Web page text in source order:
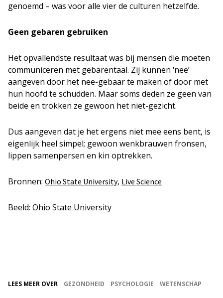
genoemd – was voor alle vier de culturen hetzelfde.
Geen gebaren gebruiken
Het opvallendste resultaat was bij mensen die moeten
communiceren met gebarentaal. Zij kunnen ‘nee’
aangeven door het nee-gebaar te maken of door met
hun hoofd te schudden. Maar soms deden ze geen van
beide en trokken ze gewoon het niet-gezicht.
Dus aangeven dat je het ergens niet mee eens bent, is
eigenlijk heel simpel; gewoon wenkbrauwen fronsen,
lippen samenpersen en kin optrekken.
Bronnen: Ohio State University, Live Science
Beeld: Ohio State University
LEES MEER OVER GEZONDHEID PSYCHOLOGIE WETENSCHAP